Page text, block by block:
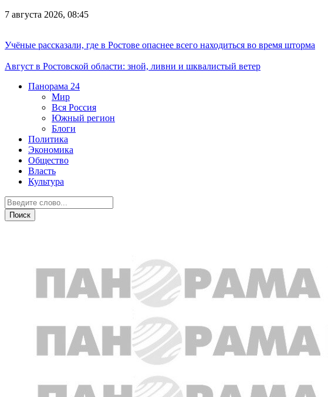
7 августа 2026, 08:45
Учёные рассказали, где в Ростове опаснее всего находиться во время шторма
Август в Ростовской области: зной, ливни и шквалистый ветер
Панорама 24
Мир
Вся Россия
Южный регион
Блоги
Политика
Экономика
Общество
Власть
Культура